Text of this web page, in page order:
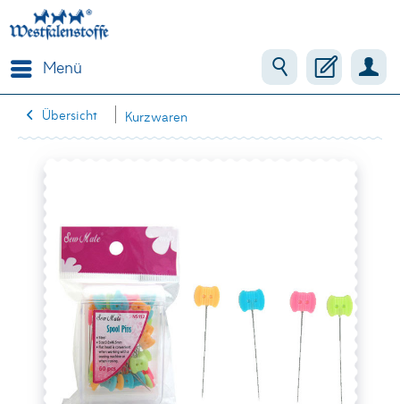
Menü
Übersicht Kurzwaren